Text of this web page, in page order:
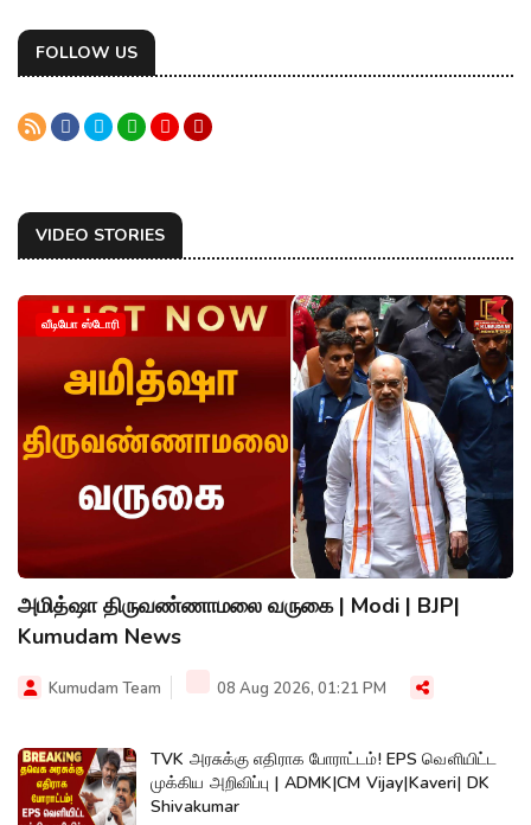
FOLLOW US
VIDEO STORIES
வீடியோ ஸ்டோரி
அமித்ஷா திருவண்ணாமலை வருகை | Modi | BJP|
Kumudam News
Kumudam Team 08 Aug 2026, 01:21 PM
TVK அரசுக்கு எதிராக போராட்டம்! EPS வெளியிட்ட
முக்கிய அறிவிப்பு | ADMK|CM Vijay|Kaveri| DK
Shivakumar